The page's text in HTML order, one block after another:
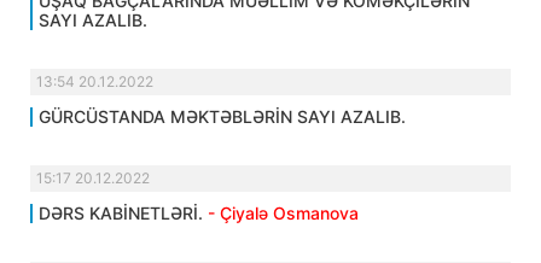
SAYI AZALIB.
13:54 20.12.2022
GÜRCÜSTANDA MƏKTƏBLƏRİN SAYI AZALIB.
15:17 20.12.2022
DƏRS KABİNETLƏRİ. - Çiyalə Osmanova